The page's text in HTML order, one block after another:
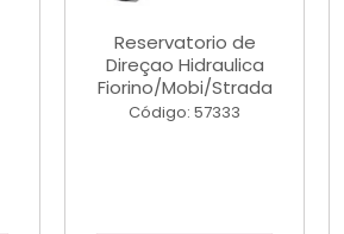
Reservatorio de
Direçao Hidraulica
Fiorino/Mobi/Strada
Código: 57333